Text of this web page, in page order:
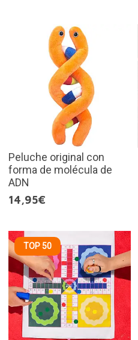
Peluche original con
forma de molécula de
ADN
14,95€
TOP 50